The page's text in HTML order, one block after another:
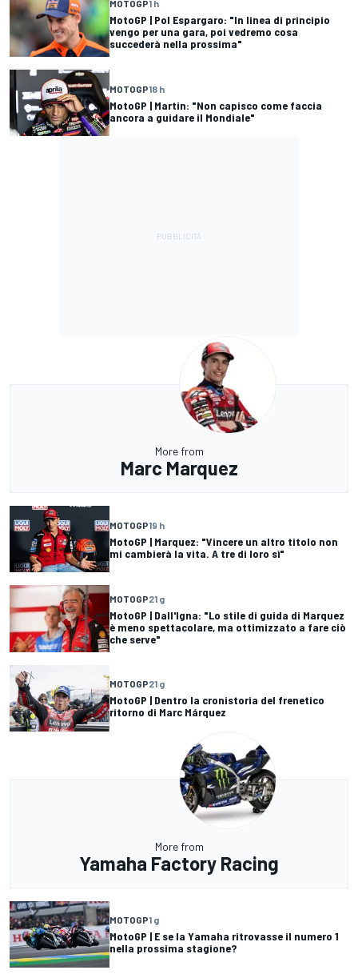
MOTOGP1 h
MotoGP | Pol Espargaro: "In linea di principio
vengo per una gara, poi vedremo cosa
succederà nella prossima"
MOTOGP18 h
MotoGP | Martin: "Non capisco come faccia
ancora a guidare il Mondiale"
More from
Marc Marquez
MOTOGP19 h
MotoGP | Marquez: "Vincere un altro titolo non
mi cambierà la vita. A tre di loro sì"
MOTOGP21 g
MotoGP | Dall'Igna: "Lo stile di guida di Marquez
è meno spettacolare, ma ottimizzato a fare ciò
che serve"
MOTOGP21 g
MotoGP | Dentro la cronistoria del frenetico
ritorno di Marc Márquez
More from
Yamaha Factory Racing
MOTOGP1 g
MotoGP | E se la Yamaha ritrovasse il numero 1
nella prossima stagione?